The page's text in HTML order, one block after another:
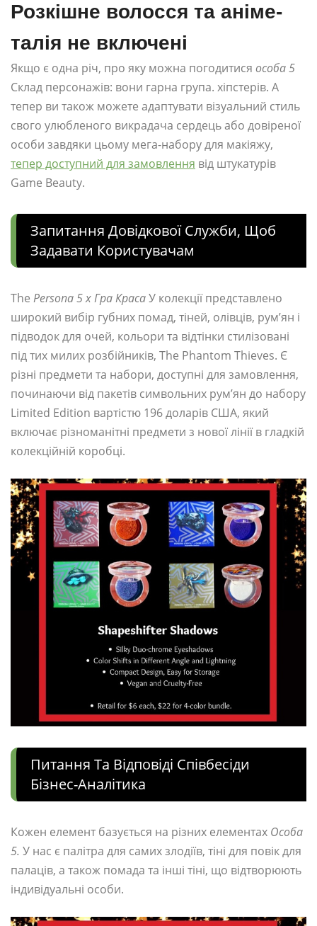
Розкішне волосся та аніме-
талія не включені
Якщо є одна річ, про яку можна погодитися особа 5
Склад персонажів: вони гарна група. хіпстерів. А
тепер ви також можете адаптувати візуальний стиль
свого улюбленого викрадача сердець або довіреної
особи завдяки цьому мега-набору для макіяжу,
тепер доступний для замовлення від штукатурів
Game Beauty.
Запитання Довідкової Служби, Щоб
Задавати Користувачам
The Persona 5 x Гра КрасаУ колекції представлено
широкий вибір губних помад, тіней, олівців, рум’ян і
підводок для очей, кольори та відтінки стилізовані
під тих милих розбійників, The Phantom Thieves. Є
різні предмети та набори, доступні для замовлення,
починаючи від пакетів символьних рум’ян до набору
Limited Edition вартістю 196 доларів США, який
включає різноманітні предмети з нової лінії в гладкій
колекційній коробці.
Питання Та Відповіді Співбесіди
Бізнес-Аналітика
Кожен елемент базується на різних елементах Особа
5. У нас є палітра для самих злодіїв, тіні для повік для
палаців, а також помада та інші тіні, що відтворюють
індивідуальні особи.